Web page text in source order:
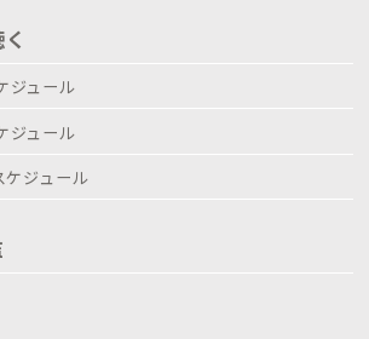
ジュール
ジュール
ジュール